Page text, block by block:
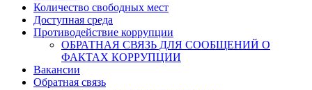
Количество свободных мест
Доступная среда
Противодействие коррупции
ОБРАТНАЯ СВЯЗЬ ДЛЯ СООБЩЕНИЙ О
ФАКТАХ КОРРУПЦИИ
Вакансии
Обратная связь